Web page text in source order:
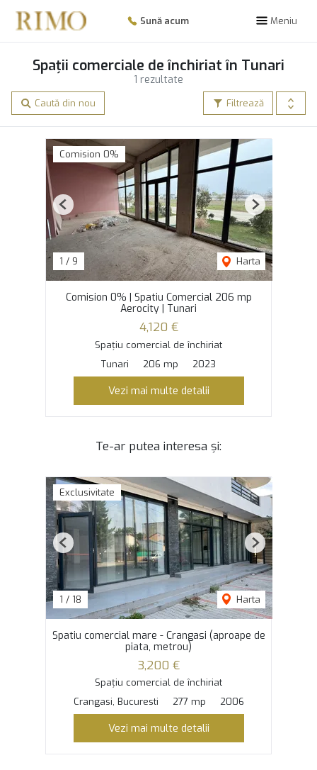
Sună acum Meniu
1 rezultate
Spații comerciale de închiriat în Tunari
Filtrează
Caută din nou
Comision 0%
1 / 9 Harta
Previous Next
Comision 0% | Spatiu Comercial 206 mp
Aerocity | Tunari
4,120 €
Spațiu comercial de închiriat
Tunari
206 mp 2023
Vezi mai multe detalii
Te-ar putea interesa și:
Exclusivitate
1 / 18 Harta
Previous Next
Spatiu comercial mare - Crangasi (aproape de
piata, metrou)
3,200 €
Spațiu comercial de închiriat
Crangasi, Bucuresti
277 mp 2006
Vezi mai multe detalii